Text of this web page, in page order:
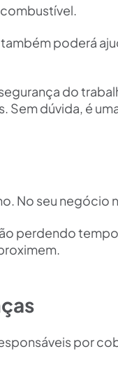
também poderá
do
Sem dúvida, é
No seu negócio
perdendo
por